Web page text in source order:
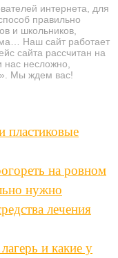
интернета, для
правильно
и школьников,
Наш сайт работает
сайта рассчитан на
нас несложно,
Мы ждем вас!
пластиковые
на ровном
нужно
лечения
и какие у